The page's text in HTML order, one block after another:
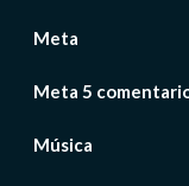
Meta
Meta 5
Música